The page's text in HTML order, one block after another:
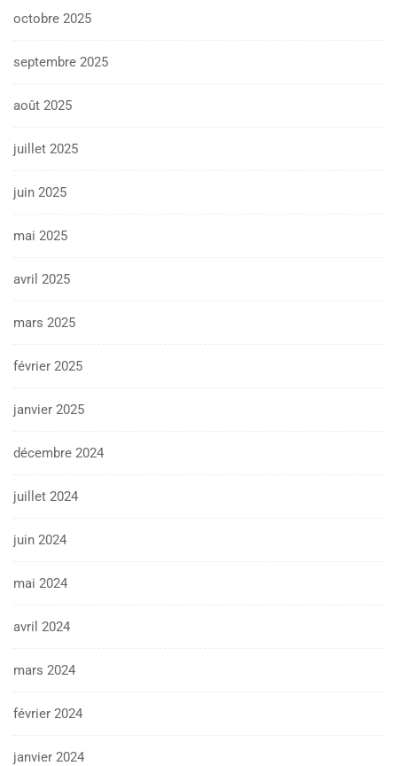
octobre 2025
septembre 2025
août 2025
juillet 2025
juin 2025
mai 2025
avril 2025
mars 2025
février 2025
janvier 2025
décembre 2024
juillet 2024
juin 2024
mai 2024
avril 2024
mars 2024
février 2024
janvier 2024